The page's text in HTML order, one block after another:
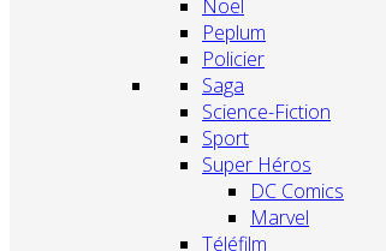
Noël
Peplum
Policier
Saga
Science-Fiction
Sport
Super Héros
DC Comics
Marvel
Téléfilm